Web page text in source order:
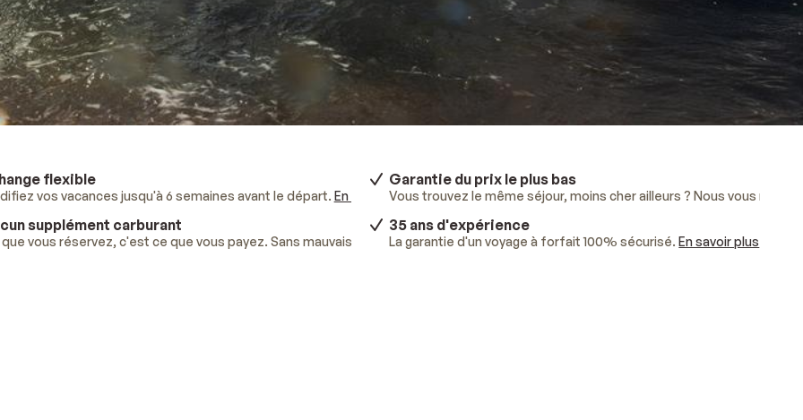
flexible
vos vacances jusqu'à 6 semaines avant le départ. En savoir plus.
Garantie du prix le plus bas
Vous trouvez le même séjour, moins cher ailleurs ? Nous vous
supplément carburant
vous réservez, c'est ce que vous payez. Sans mauvaises surprises.En savoir plus.
35 ans d'expérience
La garantie d'un voyage à forfait 100% sécurisé.En savoir plus